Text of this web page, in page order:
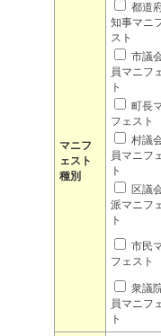
マニフ
ェスト
種別
都道
知事マニ
スト
市議
員マニフ
ト
町長
フェスト
村議
員マニフ
ト
区議
派マニフ
ト
市民
フェスト
衆議
員マニフ
ト